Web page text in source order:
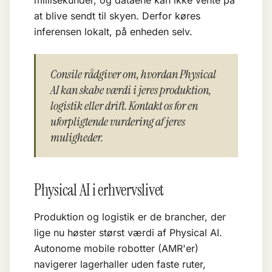
at blive sendt til skyen. Derfor køres
inferensen lokalt, på enheden selv.
Consile rådgiver om, hvordan Physical
AI kan skabe værdi i jeres produktion,
logistik eller drift. Kontakt os for en
uforpligtende vurdering af jeres
muligheder.
Physical AI i erhvervslivet
Produktion og logistik er de brancher, der
lige nu høster størst værdi af Physical AI.
Autonome mobile robotter (AMR'er)
navigerer lagerhaller uden faste ruter,